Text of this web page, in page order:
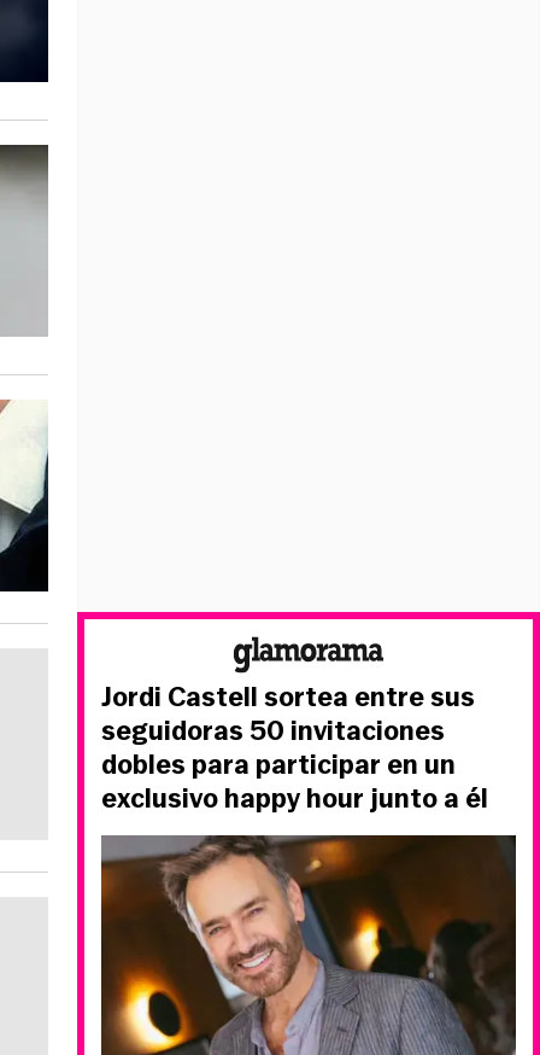
Jordi Castell sortea entre sus
seguidoras 50 invitaciones
dobles para participar en un
exclusivo happy hour junto a él